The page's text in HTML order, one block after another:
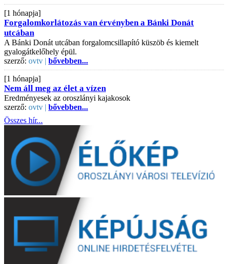
[1 hónapja]
Forgalomkorlátozás van érvényben a Bánki Donát
utcában
A Bánki Donát utcában forgalomcsillapító küszöb és kiemelt
gyalogátkelőhely épül.
szerző: ovtv | bővebben...
[1 hónapja]
Nem áll meg az élet a vízen
Eredményesek az oroszlányi kajakosok
szerző: ovtv | bővebben...
Összes hír...